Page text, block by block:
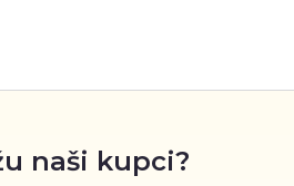
naši kupci?